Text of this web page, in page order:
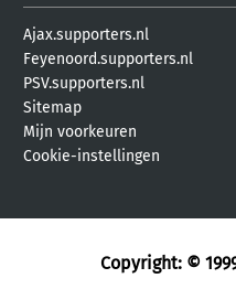
Ajax.supporters.nl
Feyenoord.supporters.nl
PSV.supporters.nl
Sitemap
Mijn voorkeuren
Cookie-instellingen
Copyright: ©